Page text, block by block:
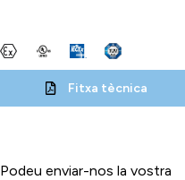
Fitxa tècnica
Podeu enviar-nos la vostra